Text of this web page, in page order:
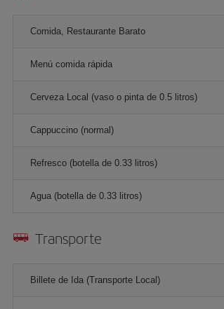
Comida, Restaurante Barato
Menú comida rápida
Cerveza Local (vaso o pinta de 0.5 litros)
Cappuccino (normal)
Refresco (botella de 0.33 litros)
Agua (botella de 0.33 litros)
Transporte
Billete de Ida (Transporte Local)